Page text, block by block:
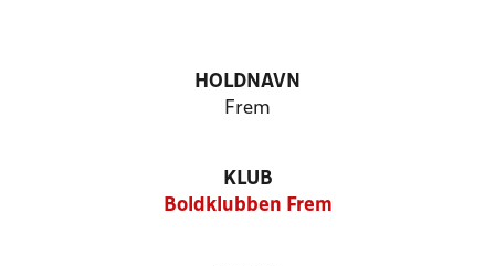
HOLDNAVN
Frem
KLUB
Boldklubben Frem